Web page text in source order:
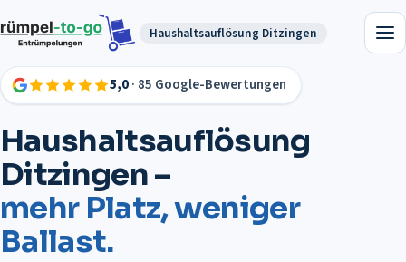
Haushaltsauflösung Ditzingen
5,0· 85 Google-Bewertungen
Haushaltsauflösung
Ditzingen–
mehr Platz, weniger
Ballast.